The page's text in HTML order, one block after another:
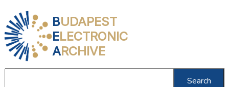
BUDAPEST
ELECTRONIC
ARCHIVE
Search